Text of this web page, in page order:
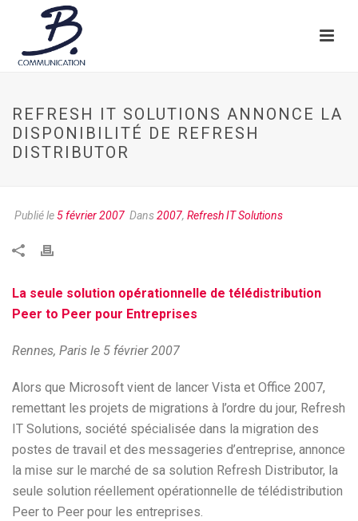
REFRESH IT SOLUTIONS ANNONCE LA
DISPONIBILITÉ DE REFRESH
DISTRIBUTOR
Publié le5 février 2007 Dans2007, Refresh IT Solutions
La seule solution opérationnelle de télédistribution
Peer to Peer pour Entreprises
Rennes, Paris le 5 février 2007
Alors que Microsoft vient de lancer Vista et Office 2007,
remettant les projets de migrations à l’ordre du jour, Refresh
IT Solutions, société spécialisée dans la migration des
postes de travail et des messageries d’entreprise, annonce
la mise sur le marché de sa solution Refresh Distributor, la
seule solution réellement opérationnelle de télédistribution
Peer to Peer pour les entreprises.